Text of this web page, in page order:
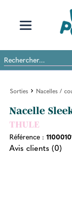
Sorties Nacelles /
Nacelle
THULE
Référence :
Avis clients (0)